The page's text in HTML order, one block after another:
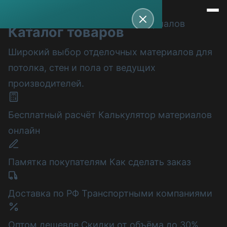
Telegram
Каталог
Покупателям
Полезное
О компании
Контакты
Каталогтоваров
Широкий выбор отделочных материалов для
потолка, стен и пола от ведущих
производителей.
Бесплатный расчёт Калькулятор материалов
онлайн
Памятка покупателям Как сделать заказ
Доставка по РФ Транспортными компаниями
Оптом дешевле Скидки от объёма до 30%